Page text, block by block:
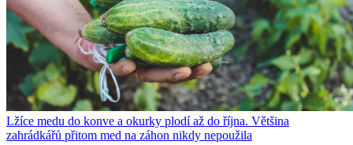
Lžíce medu do konve a okurky plodí až do října. Většina
zahrádkářů přitom med na záhon nikdy nepoužila